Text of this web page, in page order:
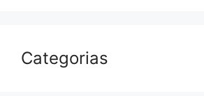
Categorias